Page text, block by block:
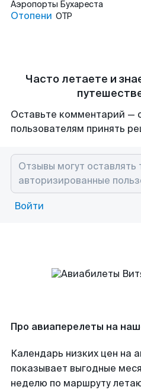
Аэропорты Бухареста
Отопени OTP
Часто летаете и
Оставьте комментарий —
пользователям принять
Войти
Про авиаперелеты на
Календарь низких цен на
показывает выгодные
неделю по маршруту